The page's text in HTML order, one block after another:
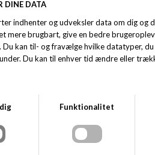
BY STÆR
BY STÆR SOPHIA - LILLE